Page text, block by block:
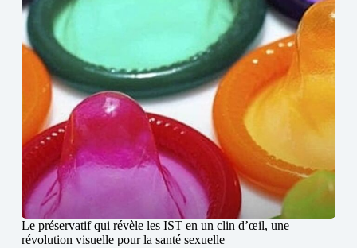
Le préservatif qui révèle les IST en un clin d’œil, une
révolution visuelle pour la santé sexuelle